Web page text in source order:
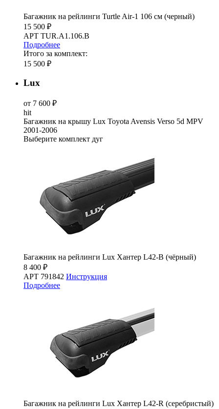
Багажник на рейлинги Turtle Air-1 106 см (черный)
15 500 ₽
АРТ TUR.A1.106.B
Подробнее
Итого за комплект:
15 500 ₽
Lux
от 7 600 ₽
hit
Багажник на крышу Lux Toyota Avensis Verso 5d MPV
2001-2006
Выберите комплект дуг
Багажник на рейлинги Lux Хантер L42-B (чёрный)
8 400 ₽
АРТ 791842 Инструкция
Подробнее
Багажник на рейлинги Lux Хантер L42-R (серебристый)